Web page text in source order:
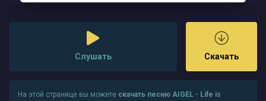
Слушать Скачать
На этой странице вы можете скачать песню AIGEL - Life is